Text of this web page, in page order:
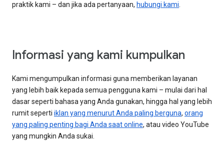
praktik kami – dan jika ada pertanyaan, hubungi kami.
Informasi yang kami kumpulkan
Kami mengumpulkan informasi guna memberikan layanan
yang lebih baik kepada semua pengguna kami – mulai dari hal
dasar seperti bahasa yang Anda gunakan, hingga hal yang lebih
rumit seperti iklan yang menurut Anda paling berguna, orang
yang paling penting bagi Anda saat online, atau video YouTube
yang mungkin Anda sukai.